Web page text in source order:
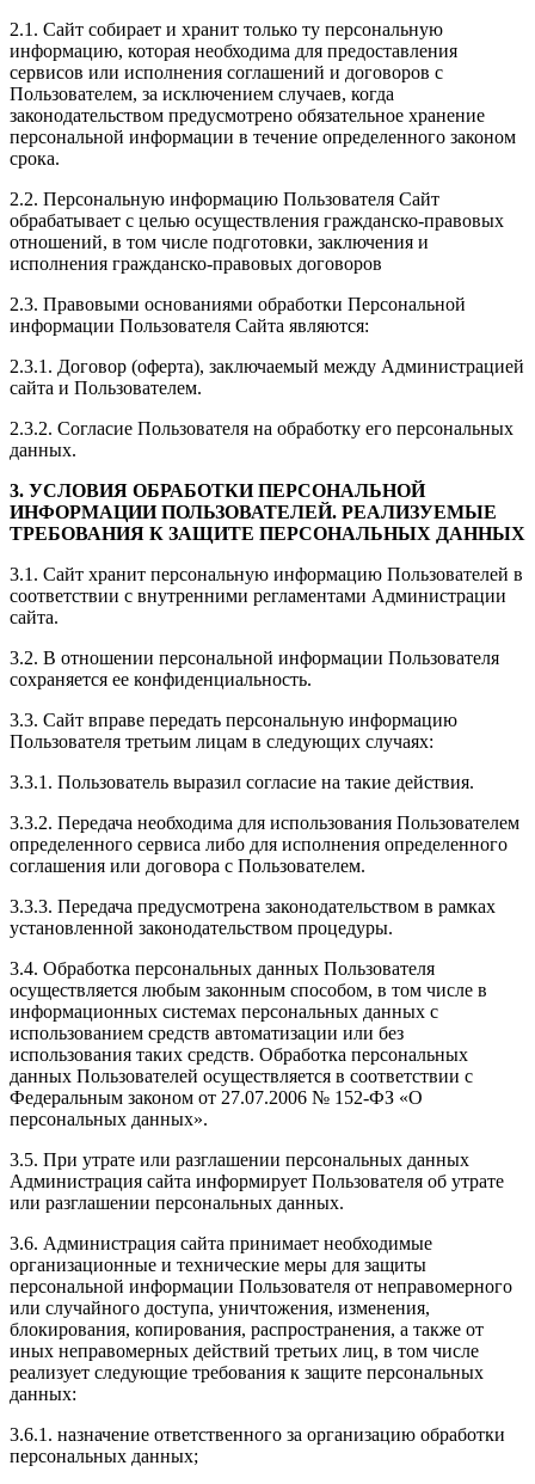
2.1. Сайт собирает и хранит только ту персональную
информацию, которая необходима для предоставления
сервисов или исполнения соглашений и договоров с
Пользователем, за исключением случаев, когда
законодательством предусмотрено обязательное хранение
персональной информации в течение определенного законом
срока.
2.2. Персональную информацию Пользователя Сайт
обрабатывает с целью осуществления гражданско-правовых
отношений, в том числе подготовки, заключения и
исполнения гражданско-правовых договоров
2.3. Правовыми основаниями обработки Персональной
информации Пользователя Сайта являются:
2.3.1. Договор (оферта), заключаемый между Администрацией
сайта и Пользователем.
2.3.2. Согласие Пользователя на обработку его персональных
данных.
3. УСЛОВИЯ ОБРАБОТКИ ПЕРСОНАЛЬНОЙ
ИНФОРМАЦИИ ПОЛЬЗОВАТЕЛЕЙ. РЕАЛИЗУЕМЫЕ
ТРЕБОВАНИЯ К ЗАЩИТЕ ПЕРСОНАЛЬНЫХ ДАННЫХ
3.1. Сайт хранит персональную информацию Пользователей в
соответствии с внутренними регламентами Администрации
сайта.
3.2. В отношении персональной информации Пользователя
сохраняется ее конфиденциальность.
3.3. Сайт вправе передать персональную информацию
Пользователя третьим лицам в следующих случаях:
3.3.1. Пользователь выразил согласие на такие действия.
3.3.2. Передача необходима для использования Пользователем
определенного сервиса либо для исполнения определенного
соглашения или договора с Пользователем.
3.3.3. Передача предусмотрена законодательством в рамках
установленной законодательством процедуры.
3.4. Обработка персональных данных Пользователя
осуществляется любым законным способом, в том числе в
информационных системах персональных данных с
использованием средств автоматизации или без
использования таких средств. Обработка персональных
данных Пользователей осуществляется в соответствии с
Федеральным законом от 27.07.2006 № 152-ФЗ «О
персональных данных».
3.5. При утрате или разглашении персональных данных
Администрация сайта информирует Пользователя об утрате
или разглашении персональных данных.
3.6. Администрация сайта принимает необходимые
организационные и технические меры для защиты
персональной информации Пользователя от неправомерного
или случайного доступа, уничтожения, изменения,
блокирования, копирования, распространения, а также от
иных неправомерных действий третьих лиц, в том числе
реализует следующие требования к защите персональных
данных:
3.6.1. назначение ответственного за организацию обработки
персональных данных;